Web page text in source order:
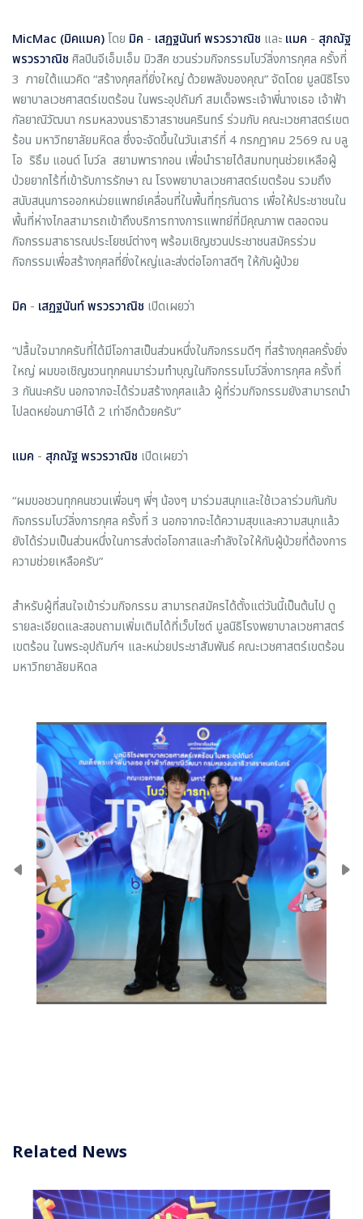
MicMac (มิคแมค)โดย มิค - เสฏฐนันท์ พรวรวาณิช และ แมค - สุภณัฐ
พรวรวาณิช ศิลปินจีเอ็มเอ็ม มิวสิค ชวนร่วมกิจกรรมโบว์ลิ่งการกุศล ครั้งที่
3 ภายใต้แนวคิด “สร้างกุศลที่ยิ่งใหญ่ ด้วยพลังของคุณ” จัดโดย มูลนิธิโรง
พยาบาลเวชศาสตร์เขตร้อน ในพระอุปถัมภ์ สมเด็จพระเจ้าพี่นางเธอ เจ้าฟ้า
กัลยาณิวัฒนา กรมหลวงนราธิวาสราชนครินทร์ ร่วมกับ คณะเวชศาสตร์เขต
ร้อน มหาวิทยาลัยมหิดล ซึ่งจะจัดขึ้นในวันเสาร์ที่ 4 กรกฎาคม 2569 ณ บลู
โอ ริธึม แอนด์ โบว์ล สยามพารากอน เพื่อนำรายได้สมทบทุนช่วยเหลือผู้
ป่วยยากไร้ที่เข้ารับการรักษา ณ โรงพยาบาลเวชศาสตร์เขตร้อน รวมถึง
สนับสนุนการออกหน่วยแพทย์เคลื่อนที่ในพื้นที่ทุรกันดาร เพื่อให้ประชาชนใน
พื้นที่ห่างไกลสามารถเข้าถึงบริการทางการแพทย์ที่มีคุณภาพ ตลอดจน
กิจกรรมสาธารณประโยชน์ต่างๆ พร้อมเชิญชวนประชาชนสมัครร่วม
กิจกรรมเพื่อสร้างกุศลที่ยิ่งใหญ่และส่งต่อโอกาสดีๆ ให้กับผู้ป่วย
มิค - เสฏฐนันท์ พรวรวาณิช เปิดเผยว่า
“ปลื้มใจมากครับที่ได้มีโอกาสเป็นส่วนหนึ่งในกิจกรรมดีๆ ที่สร้างกุศลครั้งยิ่ง
ใหญ่ ผมขอเชิญชวนทุกคนมาร่วมทำบุญในกิจกรรมโบว์ลิ่งการกุศล ครั้งที่
3 กันนะครับ นอกจากจะได้ร่วมสร้างกุศลแล้ว ผู้ที่ร่วมกิจกรรมยังสามารถนำ
ไปลดหย่อนภาษีได้ 2 เท่าอีกด้วยครับ”
แมค - สุภณัฐ พรวรวาณิช เปิดเผยว่า
“ผมขอชวนทุกคนชวนเพื่อนๆ พี่ๆ น้องๆ มาร่วมสนุกและใช้เวลาร่วมกันกับ
กิจกรรมโบว์ลิ่งการกุศล ครั้งที่ 3 นอกจากจะได้ความสุขและความสนุกแล้ว
ยังได้ร่วมเป็นส่วนหนึ่งในการส่งต่อโอกาสและกำลังใจให้กับผู้ป่วยที่ต้องการ
ความช่วยเหลือครับ”
สำหรับผู้ที่สนใจเข้าร่วมกิจกรรม สามารถสมัครได้ตั้งแต่วันนี้เป็นต้นไป ดู
รายละเอียดและสอบถามเพิ่มเติมได้ที่เว็บไซต์ มูลนิธิโรงพยาบาลเวชศาสตร์
เขตร้อน ในพระอุปถัมภ์ฯ และหน่วยประชาสัมพันธ์ คณะเวชศาสตร์เขตร้อน
มหาวิทยาลัยมหิดล
Related News